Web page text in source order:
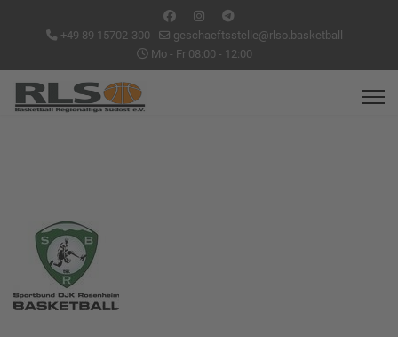
+49 89 15702-300
geschaeftsstelle@rlso.basketball
Mo - Fr 08:00 - 12:00